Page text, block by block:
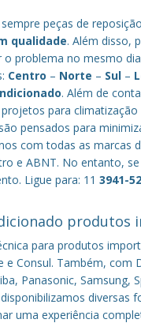
peças de
qualidade. Além disso,
o problema no mesmo
Centro – Norte – Sul –
. Além de
para
pensados para
com todas as marcas
e ABNT. No entanto,
Ligue para: 113941-
produtos
para produtos
Consul. Também, com
Panasonic, Samsung,
uma experiência